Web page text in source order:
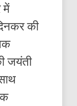
में
की
जयंती